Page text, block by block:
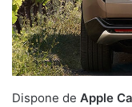
Dispone de Apple